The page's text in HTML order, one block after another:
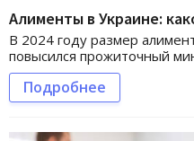
Алименты в Украине:
В 2024 году размер
повысился прожиточный
Подробнее